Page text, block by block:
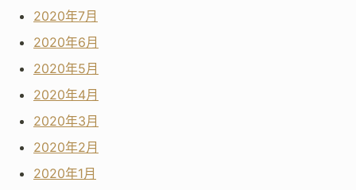
2020年7月
2020年6月
2020年5月
2020年4月
2020年3月
2020年2月
2020年1月